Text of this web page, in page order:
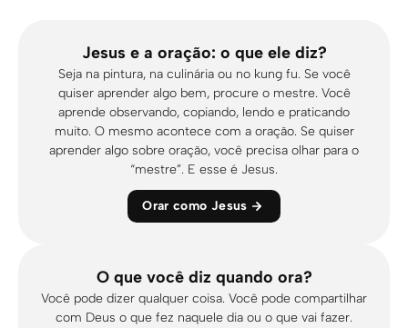
Jesus e a oração: o que ele diz?
Seja na pintura, na culinária ou no kung fu. Se você
quiser aprender algo bem, procure o mestre. Você
aprende observando, copiando, lendo e praticando
muito. O mesmo acontece com a oração. Se quiser
aprender algo sobre oração, você precisa olhar para o
“mestre”. E esse é Jesus.
Orar como Jesus
O que você diz quando ora?
Você pode dizer qualquer coisa. Você pode compartilhar
com Deus o que fez naquele dia ou o que vai fazer.